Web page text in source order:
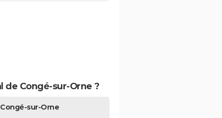
de Congé-sur-Orne ?
Congé-sur-Orne